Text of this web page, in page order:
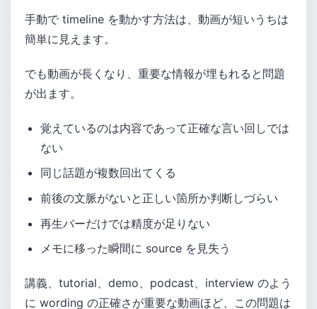
手動で timeline を動かす方法は、動画が短いうちは
簡単に見えます。
でも動画が長くなり、重要な情報が埋もれると問題
が出ます。
覚えているのは内容であって正確な言い回しでは
ない
同じ話題が複数回出てくる
前後の文脈がないと正しい箇所か判断しづらい
再生バーだけでは精度が足りない
メモに移った瞬間に source を見失う
講義、tutorial、demo、podcast、interview のよう
に wording の正確さが重要な動画ほど、この問題は